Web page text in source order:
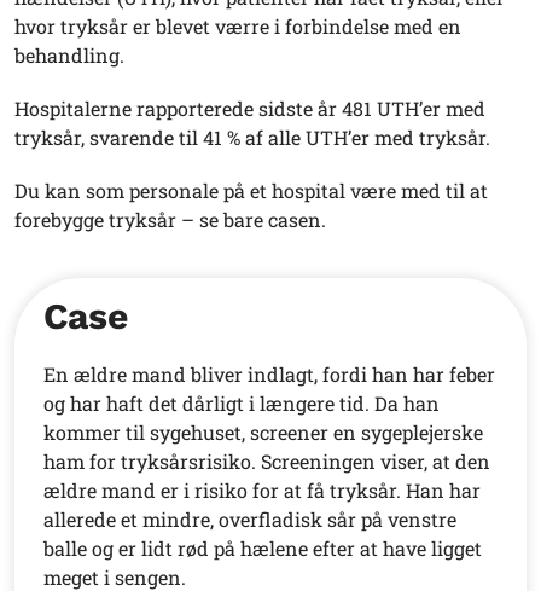
hvor tryksår er blevet værre i forbindelse med en
behandling.
Hospitalerne rapporterede sidste år 481 UTH’er med
tryksår, svarende til 41 % af alle UTH’er med tryksår.
Du kan som personale på et hospital være med til at
forebygge tryksår – se bare casen.
Case
En ældre mand bliver indlagt, fordi han har feber
og har haft det dårligt i længere tid. Da han
kommer til sygehuset, screener en sygeplejerske
ham for tryksårsrisiko. Screeningen viser, at den
ældre mand er i risiko for at få tryksår. Han har
allerede et mindre, overfladisk sår på venstre
balle og er lidt rød på hælene efter at have ligget
meget i sengen.